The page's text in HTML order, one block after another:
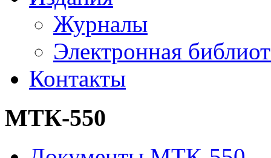
Журналы
Электронная
Контакты
МТК-550